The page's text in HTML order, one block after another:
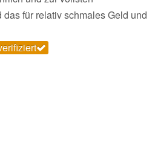
für relativ schmales Geld und